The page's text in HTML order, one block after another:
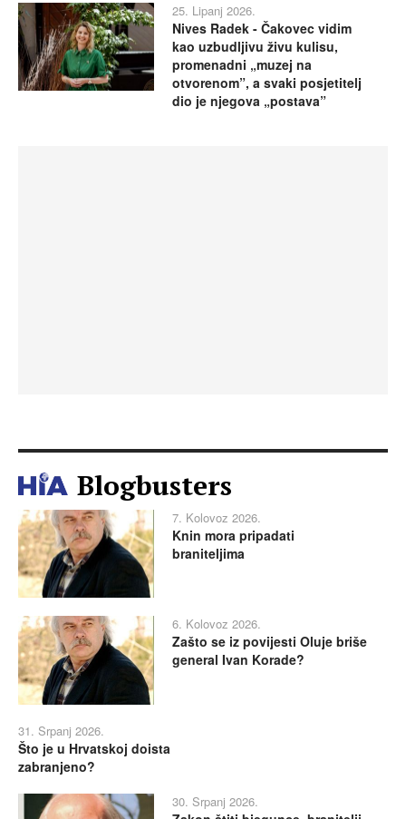
25. Lipanj 2026.
Nives Radek - Čakovec vidim
kao uzbudljivu živu kulisu,
promenadni „muzej na
otvorenom”, a svaki posjetitelj
dio je njegova „postava”
Blogbusters
7. Kolovoz 2026.
Knin mora pripadati
braniteljima
6. Kolovoz 2026.
Zašto se iz povijesti Oluje briše
general Ivan Korade?
31. Srpanj 2026.
Što je u Hrvatskoj doista
zabranjeno?
30. Srpanj 2026.